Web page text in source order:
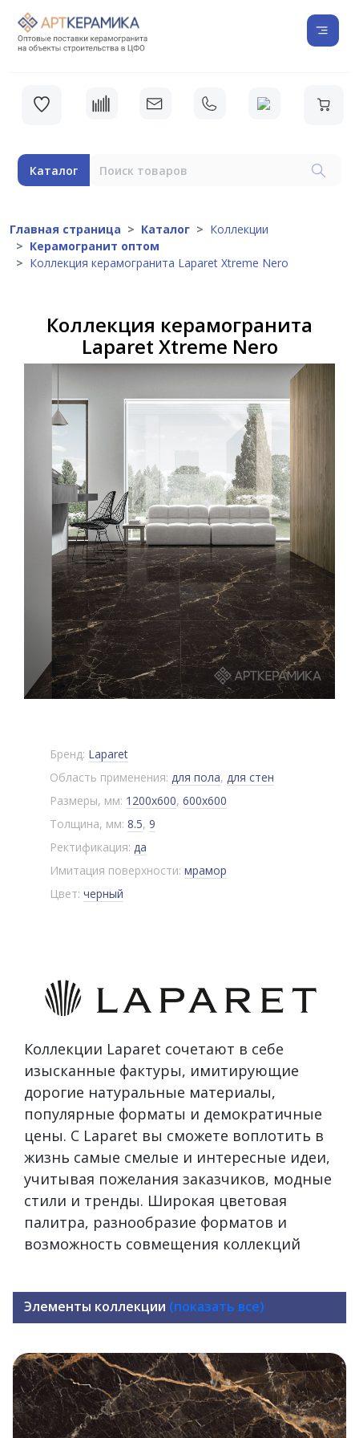
Каталог
Главная страница Каталог
Коллекции
Керамогранит оптом
Коллекция керамогранита Laparet Xtreme Nero
Коллекция керамогранита
Laparet Xtreme Nero
Бренд: Laparet
Область применения: для пола, для стен
Размеры, мм: 1200x600, 600x600
Толщина, мм: 8.5, 9
Ректификация: да
Имитация поверхности: мрамор
Цвет: черный
Коллекции Laparet сочетают в себе
изысканные фактуры, имитирующие
дорогие натуральные материалы,
популярные форматы и демократичные
цены. С Laparet вы сможете воплотить в
жизнь самые смелые и интересные идеи,
учитывая пожелания заказчиков, модные
стили и тренды. Широкая цветовая
палитра, разнообразие форматов и
возможность совмещения коллекций
Элементы коллекции (показать все)